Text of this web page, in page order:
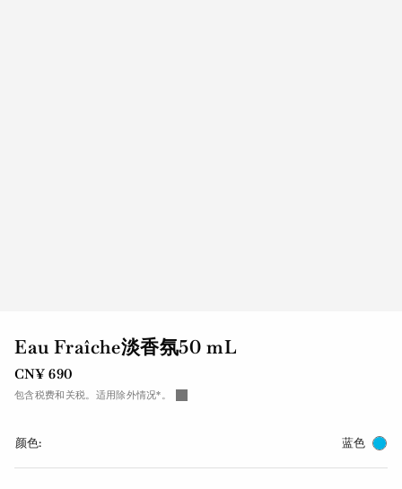
Eau Fraîche淡香氛50 mL
CN¥ 690
包含税费和关税。适用除外情况*。
颜色: 蓝色